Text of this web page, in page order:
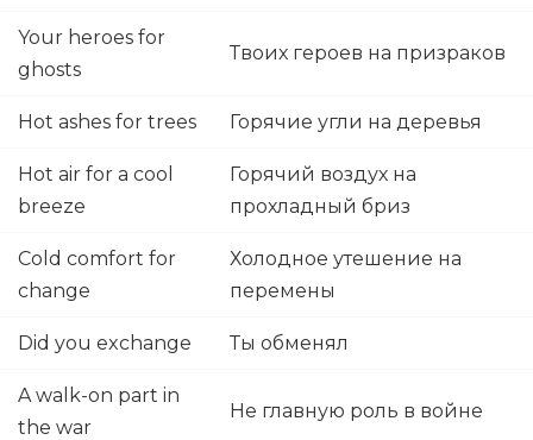
Your heroes for
ghosts
Твоих героев на призраков
Hot ashes for trees Горячие угли на деревья
Hot air for a cool
breeze
Горячий воздух на
прохладный бриз
Cold comfort for
change
Холодное утешение на
перемены
Did you exchange Ты обменял
A walk-on part in
the war
Не главную роль в войне